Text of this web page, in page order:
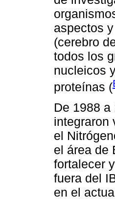
aspectos
(cerebro
todos los
nucleicos
proteínas (
De 1988
integraron
el
el área de
fortalecer
fuera del
en el